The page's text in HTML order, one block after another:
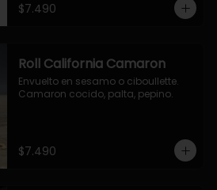
$7.490
Roll California Camaron
Envuelto en sesamo o ciboullette.
Camaron cocido, palta, pepino.
$7.490